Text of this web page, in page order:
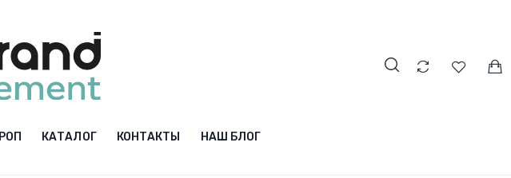
КАТАЛОГ КОНТАКТЫ НАШ БЛОГ